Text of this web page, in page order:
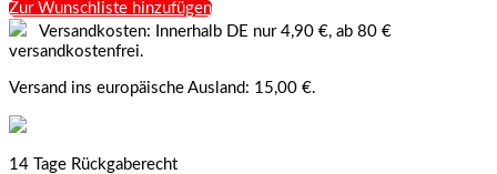
Zur Wunschliste hinzufügen
Versandkosten: Innerhalb DE nur 4,90 €, ab 80 €
versandkostenfrei.
Versand ins europäische Ausland: 15,00 €.
14 Tage Rückgaberecht